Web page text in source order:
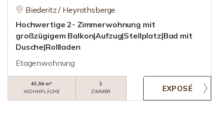
Biederitz / Heyrothsberge
Hochwertige 2- Zimmerwohnung mit
großzügigem Balkon|Aufzug|Stellplatz|Bad mit
Dusche|Rollladen
Etagenwohnung
43,84 m²
WOHNFLÄCHE
2
ZIMMER